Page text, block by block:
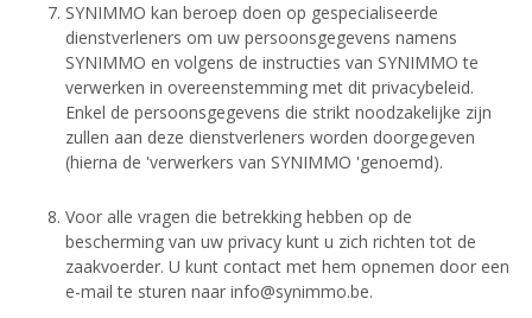
SYNIMMO kan beroep doen op gespecialiseerde
dienstverleners om uw persoonsgegevens namens
SYNIMMO en volgens de instructies van SYNIMMO te
verwerken in overeenstemming met dit privacybeleid.
Enkel de persoonsgegevens die strikt noodzakelijke zijn
zullen aan deze dienstverleners worden doorgegeven
(hierna de 'verwerkers van SYNIMMO 'genoemd).
Voor alle vragen die betrekking hebben op de
bescherming van uw privacy kunt u zich richten tot de
zaakvoerder. U kunt contact met hem opnemen door een
e-mail te sturen naar info@synimmo.be.